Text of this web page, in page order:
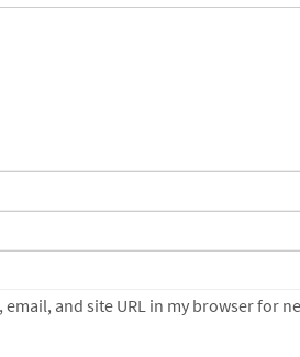
email, and site URL in my browser for